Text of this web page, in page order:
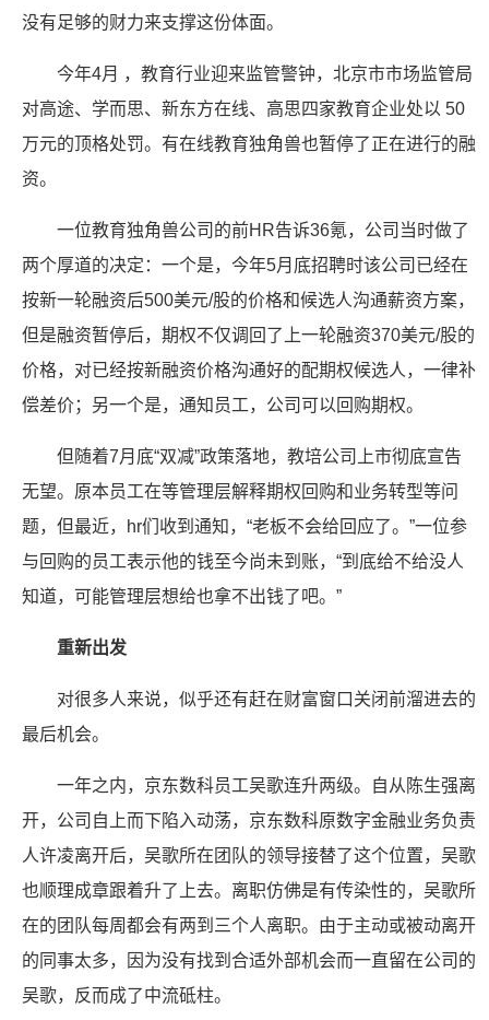
没有足够的财力来支撑这份体面。
今年4月 ，教育行业迎来监管警钟，北京市市场监管局
对高途、学而思、新东方在线、高思四家教育企业处以 50
万元的顶格处罚。有在线教育独角兽也暂停了正在进行的融
资。
一位教育独角兽公司的前HR告诉36氪，公司当时做了
两个厚道的决定：一个是，今年5月底招聘时该公司已经在
按新一轮融资后500美元/股的价格和候选人沟通薪资方案，
但是融资暂停后，期权不仅调回了上一轮融资370美元/股的
价格，对已经按新融资价格沟通好的配期权候选人，一律补
偿差价；另一个是，通知员工，公司可以回购期权。
但随着7月底“双减”政策落地，教培公司上市彻底宣告
无望。原本员工在等管理层解释期权回购和业务转型等问
题，但最近，hr们收到通知，“老板不会给回应了。”一位参
与回购的员工表示他的钱至今尚未到账，“到底给不给没人
知道，可能管理层想给也拿不出钱了吧。”
重新出发
对很多人来说，似乎还有赶在财富窗口关闭前溜进去的
最后机会。
一年之内，京东数科员工吴歌连升两级。自从陈生强离
开，公司自上而下陷入动荡，京东数科原数字金融业务负责
人许凌离开后，吴歌所在团队的领导接替了这个位置，吴歌
也顺理成章跟着升了上去。离职仿佛是有传染性的，吴歌所
在的团队每周都会有两到三个人离职。由于主动或被动离开
的同事太多，因为没有找到合适外部机会而一直留在公司的
吴歌，反而成了中流砥柱。